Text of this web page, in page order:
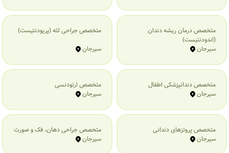
متخصص درمان ریشه دندان
(اندودنتیست)
سیرجان
متخصص جراحی لثه (پریودنتیست)
سیرجان
متخصص دندانپزشکی اطفال
سیرجان
متخصص ارتودنسی
سیرجان
متخصص پروتزهای دندانی
سیرجان
متخصص جراحی دهان، فک و صورت
سیرجان